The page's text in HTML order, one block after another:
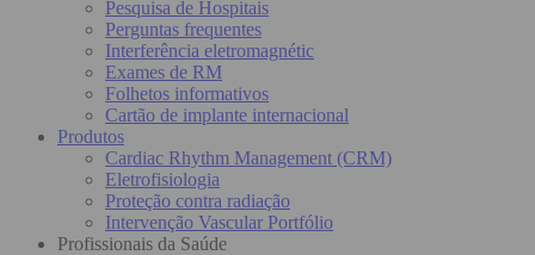
Pesquisa de Hospitais
Perguntas frequentes
Interferência eletromagnétic
Exames de RM
Folhetos informativos
Cartão de implante internacional
Produtos
Cardiac Rhythm Management (CRM)
Eletrofisiologia
Proteção contra radiação
Intervenção Vascular Portfólio
Profissionais da Saúde